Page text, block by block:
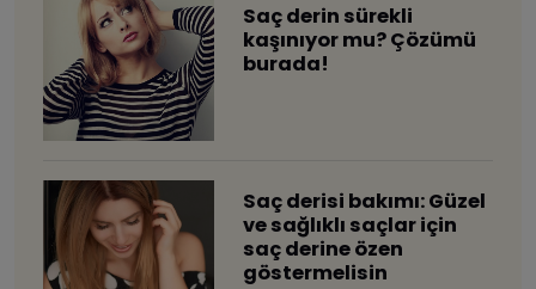
​Saç derin sürekli
kaşınıyor mu? Çözümü
burada!
​Saç derisi bakımı: Güzel
ve sağlıklı saçlar için
saç derine özen
göstermelisin